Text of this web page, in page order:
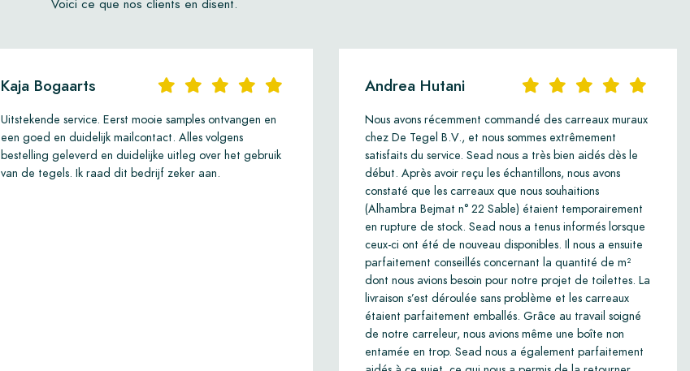
Voici ce que nos clients en disent.
Kaja Bogaarts
Uitstekende service. Eerst mooie samples ontvangen en
een goed en duidelijk mailcontact. Alles volgens
bestelling geleverd en duidelijke uitleg over het gebruik
van de tegels. Ik raad dit bedrijf zeker aan.
Andrea Hutani
Nous avons récemment commandé des carreaux muraux
chez De Tegel B.V., et nous sommes extrêmement
satisfaits du service. Sead nous a très bien aidés dès le
début. Après avoir reçu les échantillons, nous avons
constaté que les carreaux que nous souhaitions
(Alhambra Bejmat n° 22 Sable) étaient temporairement
en rupture de stock. Sead nous a tenus informés lorsque
ceux-ci ont été de nouveau disponibles. Il nous a ensuite
parfaitement conseillés concernant la quantité de m²
dont nous avions besoin pour notre projet de toilettes. La
livraison s’est déroulée sans problème et les carreaux
étaient parfaitement emballés. Grâce au travail soigné
de notre carreleur, nous avions même une boîte non
entamée en trop. Sead nous a également parfaitement